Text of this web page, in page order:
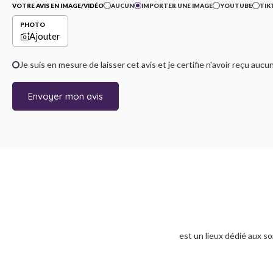
VOTRE AVIS EN IMAGE/VIDÉO AUCUN IMPORTER UNE IMAGE YOUTUBE
PHOTO
Ajouter
Je suis en mesure de laisser cet avis et je certifie n'avoir reçu
Envoyer mon avis
est un lieux dédié aux